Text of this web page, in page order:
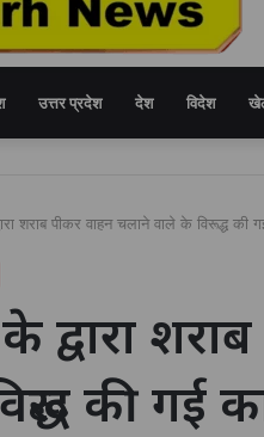
उत्तर प्रदेश देश विदेश
शराब पीकर वाहन चलाने वाले के विरूद्ध की गई
द्वारा
की गई